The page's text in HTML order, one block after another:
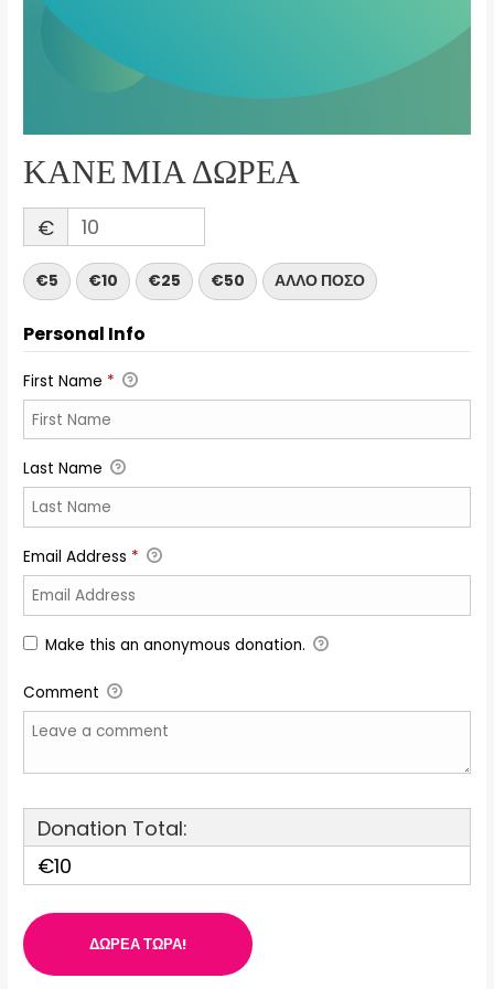
ΚΆΝΕ ΜΙΑ ΔΩΡΕΆ
€
€5 €10 €25 €50 ΆΛΛΟ ΠΟΣΌ
Personal Info
First Name *
Last Name
Email Address *
Make this an anonymous donation.
Comment
Donation Total:
€10